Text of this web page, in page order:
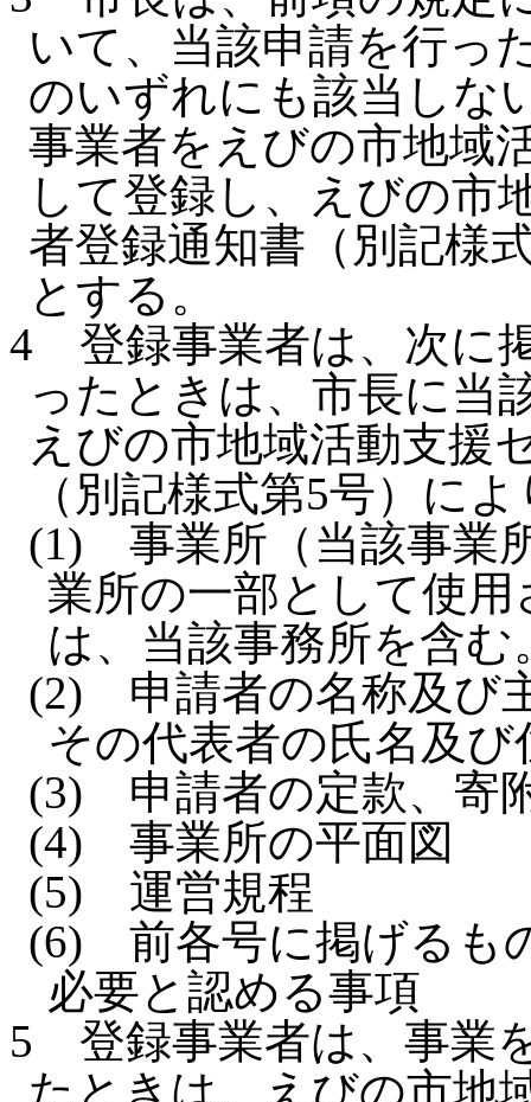
いて、当該申請を行っ
のいずれにも該当しな
事業者をえびの市地域
して登録し、えびの市
者登録通知書（別記様
とする。
4 登録事業者は、次に
ったときは、市長に当
えびの市地域活動支援
（別記様式第5号）に
(1) 事業所（当該事業
業所の一部として使
は、当該事務所を含
(2) 申請者の名称及び
その代表者の氏名及び
(3) 申請者の定款、寄
(4) 事業所の平面図
(5) 運営規程
(6) 前各号に掲げるも
必要と認める事項
5 登録事業者は、事業
たときは、えびの市地